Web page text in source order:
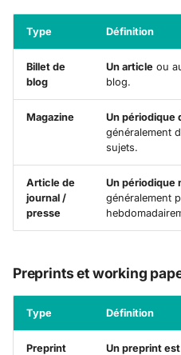
Type Définition
Billet de
blog
Un article ou
blog.
Magazine Un périodique
généralement
sujets.
Article de
journal /
presse
Un périodique
généralement
Preprints et working
Type Définition
Preprint Un preprint est